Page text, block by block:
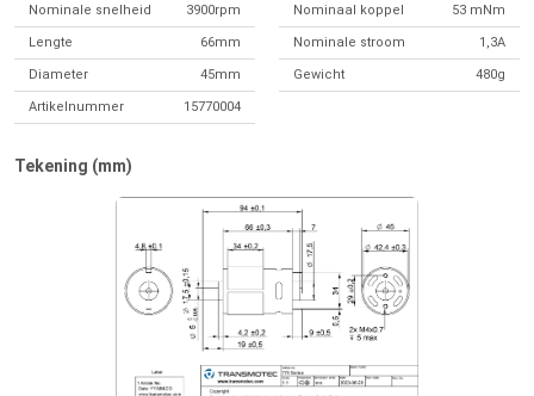
Nominale snelheid 3900rpm Nominaal koppel 53 mNm
Lengte 66mm Nominale stroom 1,3A
Diameter 45mm Gewicht 480g
Artikelnummer 15770004
Tekening (mm)